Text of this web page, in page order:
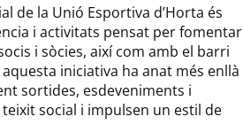
de la Unió Esportiva d’Horta és
i activitats pensat per fomentar
i sòcies, així com amb el barri
iniciativa ha anat més enllà
sortides, esdeveniments i
social i impulsen un estil de